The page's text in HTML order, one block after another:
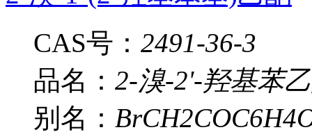
CAS号： 2491-36-3
品名： 2-溴-2'-羟基苯
别名：